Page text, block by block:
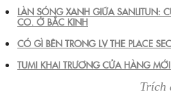
LÀN SÓNG XANH GIỮA SANLITUN:
CO. Ở BẮC KINH
CÓ GÌ BÊN TRONG LV THE PLACE
TUMI KHAI TRƯƠNG CỬA HÀNG
Trích